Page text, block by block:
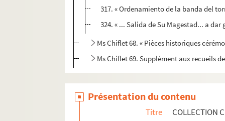
317. « Ordenamiento de la banda del
324. « ... Salida de Su Magestad... a
Ms Chiflet 68. « Pièces historiques
Ms Chiflet 69. Supplément aux recueils
Présentation du contenu
Titre
COLLECTION